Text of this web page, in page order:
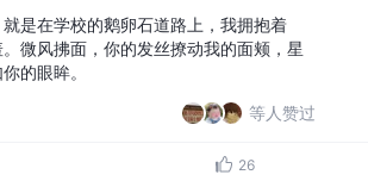
是在学校的鹅卵石道路上，我拥抱着
微风拂面，你的发丝撩动我的面颊，星
的眼眸。
等人赞过
26